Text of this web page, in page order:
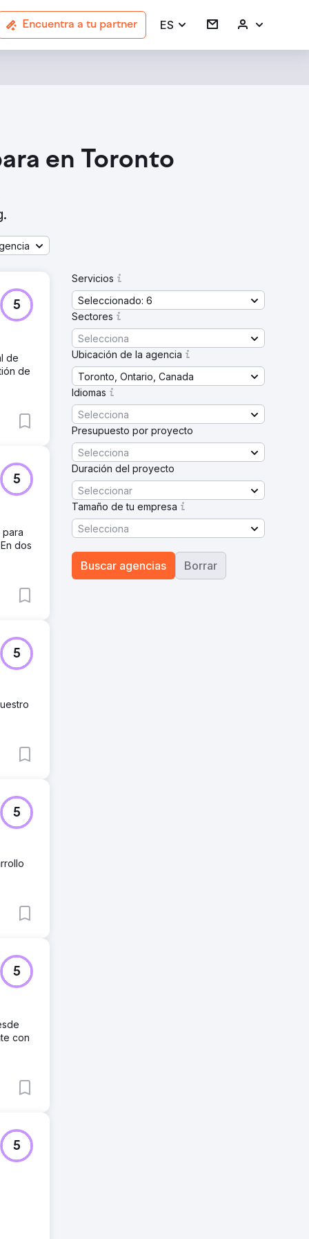
Encuentra a tu partner ES
en Toronto
5
de
de
5
dos
5
5
5
con
5
Servicios
Seleccionado: 6
Sectores
Selecciona
Ubicación de la agencia
Toronto, Ontario, Canada
Idiomas
Selecciona
Presupuesto por proyecto
Selecciona
Duración del proyecto
Seleccionar
Tamaño de tu empresa
Selecciona
Buscar agencias Borrar